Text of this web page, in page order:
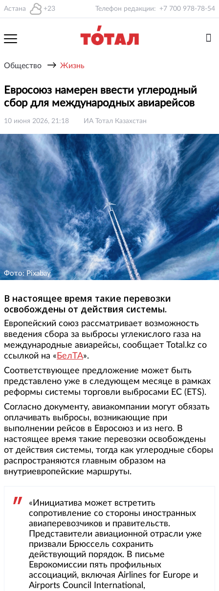
Астана +23 Телефон редакции: +7 700 978-78-54
Общество → Жизнь
Евросоюз намерен ввести углеродный
сбор для международных авиарейсов
10 июня 2026, 21:18 ИА Тотал Казахстан
Фото: Pixabay
В настоящее время такие перевозки
освобождены от действия системы.
Европейский союз рассматривает возможность
введения сбора за выбросы углекислого газа на
международные авиарейсы, сообщает Total.kz со
ссылкой на « БелТА».
Соответствующее предложение может быть
представлено уже в следующем месяце в рамках
реформы системы торговли выбросами ЕС (ETS).
Согласно документу, авиакомпании могут обязать
оплачивать выбросы, возникающие при
выполнении рейсов в Евросоюз и из него. В
настоящее время такие перевозки освобождены
от действия системы, тогда как углеродные сборы
распространяются главным образом на
внутриевропейские маршруты.
«Инициатива может встретить
сопротивление со стороны иностранных
авиаперевозчиков и правительств.
Представители авиационной отрасли уже
призвали Брюссель сохранить
действующий порядок. В письме
Еврокомиссии пять профильных
ассоциаций, включая Airlines for Europe и
Airports Council International,